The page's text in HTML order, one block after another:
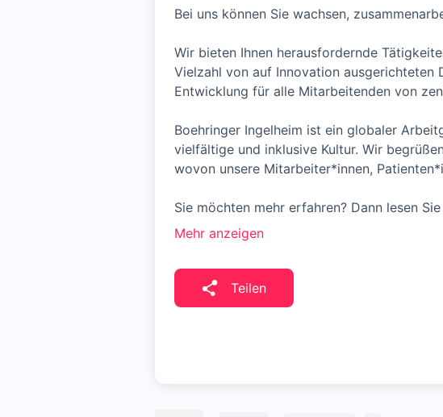
Bei uns können Sie wachsen,
Wir bieten Ihnen herausfordernde
Vielzahl von auf Innovation ausgerichteten
Entwicklung für alle Mitarbeitenden von
Boehringer Ingelheim ist ein globaler
vielfältige und inklusive Kultur. Wir
wovon unsere Mitarbeiter*innen,
Sie möchten mehr erfahren? Dann lesen
Mehr anzeigen
Teilen